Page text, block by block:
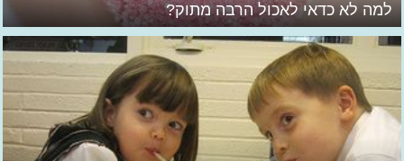
למה לא כדאי לאכול הרבה מתוק?